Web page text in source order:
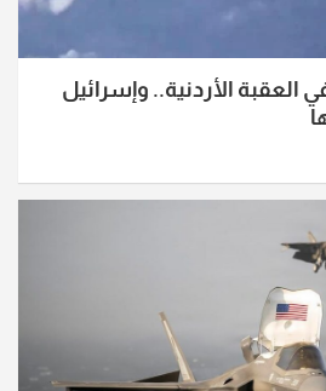
العقبة الأردنية.. وإسرائيل